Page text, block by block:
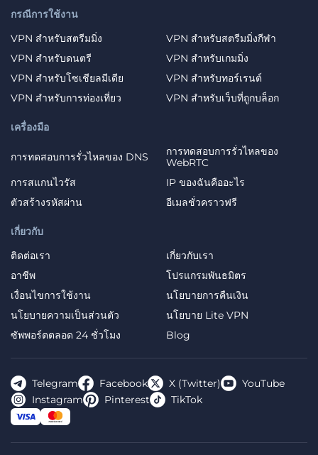
กรณีการใช้งาน
VPN สำหรับสตรีมมิ่ง
VPN สำหรับสตรีมมิ่งกีฬา
VPN สำหรับดนตรี
VPN สำหรับเกมมิ่ง
VPN สำหรับโซเชียลมีเดีย
VPN สำหรับทอร์เรนต์
VPN สำหรับการท่องเที่ยว
VPN สำหรับเว็บที่ถูกบล็อก
เกี่ยวกับ
ติดต่อเรา
เกี่ยวกับเรา
อาชีพ
โปรแกรมพันธมิตร
เงื่อนไขการใช้งาน
นโยบายการคืนเงิน
นโยบายความเป็นส่วนตัว
นโยบาย Lite VPN
ซัพพอร์ตตลอด 24 ชั่วโมง
Blog
เครื่องมือ
การทดสอบการรั่วไหลของ DNS
การทดสอบการรั่วไหลของ
WebRTC
การสแกนไวรัส
IP ของฉันคืออะไร
ตัวสร้างรหัสผ่าน
อีเมลชั่วคราวฟรี
Telegram Facebook X (Twitter)
YouTube
Instagram
Pinterest TikTok